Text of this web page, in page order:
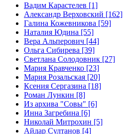
Вадим Карастелев [1]
Александр Верховский [162]
Галина Кожевникова [59]
Наталия Юдина [55]
Вера Альперович [44]
Ольга Сибирева [39]
Светлана Солодовник [27]
Мария Кравченко [23]
Мария Розальская [20]
Ксения Сергазина [18]
Роман Лункин [8]
Из архива "Совы" [6]
Инна Загребина [6]
Николай Митрохин [5]
Айдар Султанов [4]